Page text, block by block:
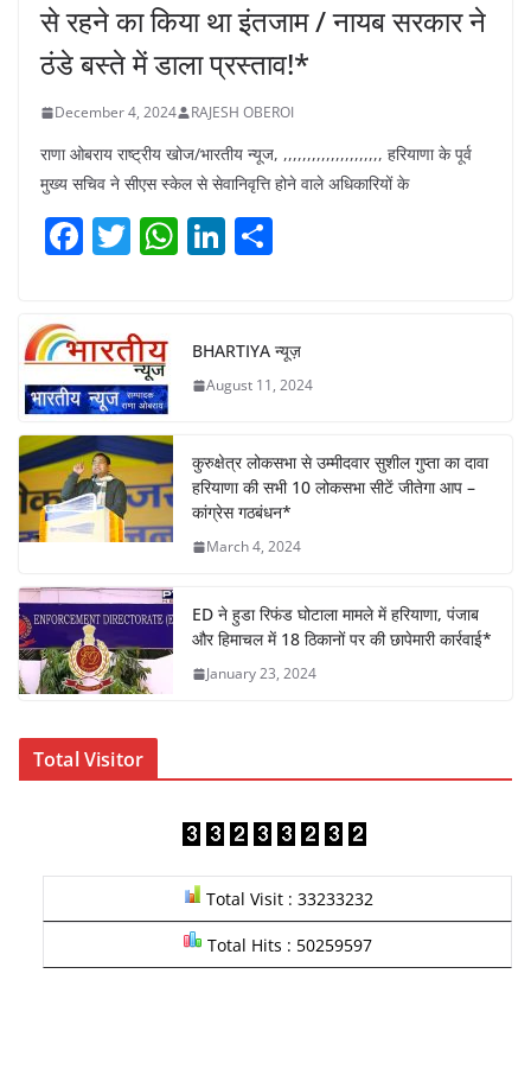
से रहने का किया था इंतजाम / नायब सरकार ने
ठंडे बस्ते में डाला प्रस्ताव!*
December 4, 2024 RAJESH OBEROI
राणा ओबराय राष्ट्रीय खोज/भारतीय न्यूज, ,,,,,,,,,,,,,,,,,,,,, हरियाणा के पूर्व
मुख्य सचिव ने सीएस स्केल से सेवानिवृत्ति होने वाले अधिकारियों के
F
e
b
o
o
k
T
er
W
s
A
p
Li
e
dI
e
BHARTIYA न्यूज़
August 11, 2024
कुरुक्षेत्र लोकसभा से उम्मीदवार सुशील गुप्ता का दावा
हरियाणा की सभी 10 लोकसभा सीटें जीतेगा आप –
कांग्रेस गठबंधन*
March 4, 2024
ED ने हुडा रिफंड घोटाला मामले में हरियाणा, पंजाब
और हिमाचल में 18 ठिकानों पर की छापेमारी कार्रवाई*
January 23, 2024
Total Visitor
Total Visit : 33233232
Total Hits : 50259597